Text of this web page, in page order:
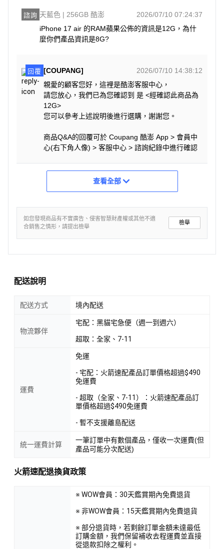
諮詢 天藍色 | 256GB 酷澎
2026/07/10 07:24:37
iPhone 17 air 的RAM蘋果公佈的資訊是12G，為什
麼你們產品資訊是8G?
回覆 [COUPANG]
2026/07/10 14:38:12
親愛的顧客您好，這裡是酷澎客服中心，
請您放心，我們已為您確認到 是 <經確認此商品為
12G>
您可以參考上述說明後進行選購，謝謝您。
商品Q&A的回覆可於 Coupang 酷澎 App > 會員中
心(右下角人像) > 客服中心 > 諮詢紀錄中進行確認
查看全部
如您發現商品有不實廣告、侵害智慧財產權或其他不適
合銷售之情形，請提出檢舉
檢舉
配送說明
配送方式 境內配送
物流夥伴
宅配：黑貓宅急便（週一到週六）
超取：全家、7-11
運費
免運
- 宅配：火箭速配產品訂單價格超過$490
免運費
- 超取（全家、7-11）：火箭速配產品訂
單價格超過$490免運費
- 暫不支援離島配送
統一運費計算
一筆訂單中有數個產品，僅收一次運費(但
產品可能分次配送)
火箭速配退換貨政策
※ WOW會員：30天鑑賞期內免費退貨
※ 非WOW會員：15天鑑賞期內免費退貨
※ 部分退貨時，若剩餘訂單金額未達最低
訂購金額，我們保留補收去程運費並直接
從退款扣除之權利。